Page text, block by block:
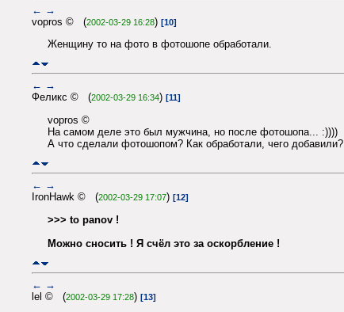
← →
vopros © (2002-03-29 16:28) [10]
Женщину то на фото в фотошопе обработали.
← →
Феликс © (2002-03-29 16:34) [11]
vopros ©
На самом деле это был мужчина, но после фотошопа... :))))
А что сделали фотошопом? Как обработали, чего добавили?
← →
IronHawk © (2002-03-29 17:07) [12]
>>> to panov !
Можно сносить ! Я счёл это за оскорбление !
← →
lel © (2002-03-29 17:28) [13]